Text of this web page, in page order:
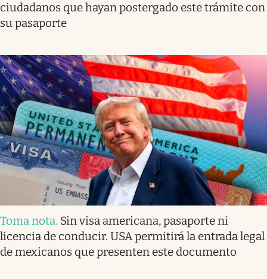
ciudadanos que hayan postergado este trámite con
su pasaporte
Toma nota. Sin visa americana, pasaporte ni
licencia de conducir. USA permitirá la entrada legal
de mexicanos que presenten este documento